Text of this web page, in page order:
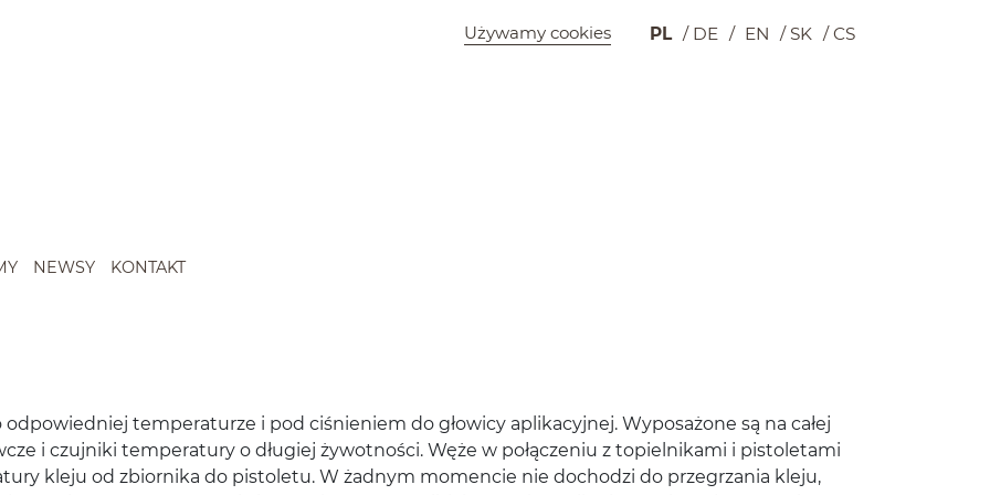
Używamy cookies PL DE EN SK
CS
NEWSY KONTAKT
tem­per­aturze i pod ciśnie­niem do głow­icy aplika­cyjnej. Wyposażone są na całej
i czu­jniki tem­per­atury o długiej żywot­ności. Węże w połącze­niu z top­iel­nikami i pis­to­le­tami
kleju od zbiornika do pis­to­letu. W żad­nym momen­cie nie dochodzi do prze­grza­nia kleju,